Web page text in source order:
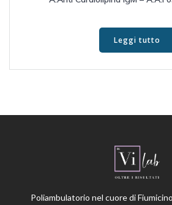
Leggi tutto
Poliambulatorio nel cuore di